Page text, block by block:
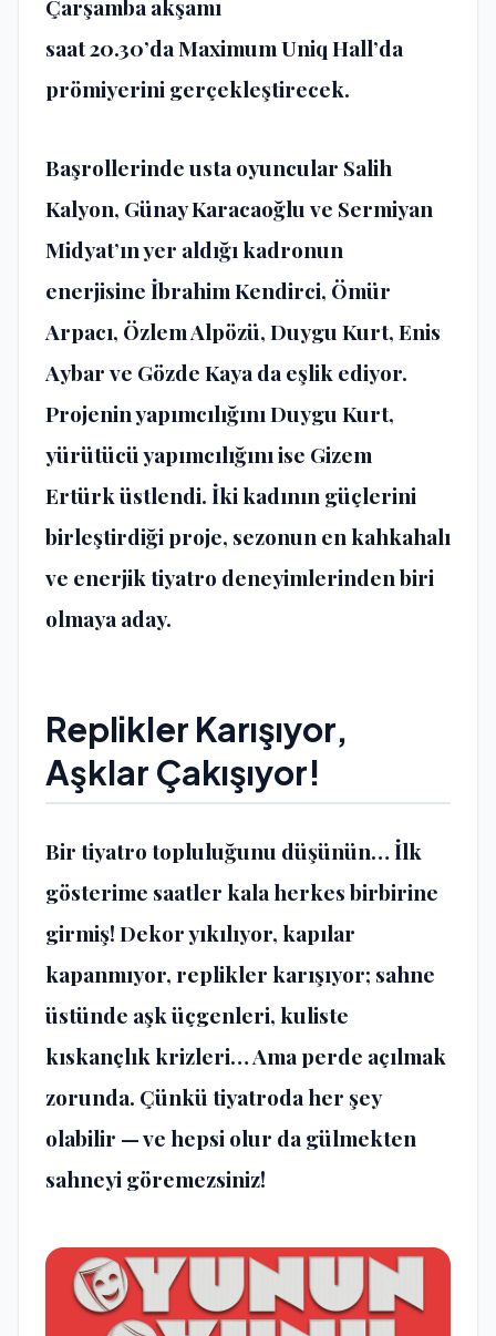
Çarşamba akşamı
saat 20.30’da Maximum Uniq Hall’da
prömiyerini gerçekleştirecek.
Başrollerinde usta oyuncular Salih
Kalyon, Günay Karacaoğlu ve Sermiyan
Midyat’ın yer aldığı kadronun
enerjisine İbrahim Kendirci, Ömür
Arpacı, Özlem Alpözü, Duygu Kurt, Enis
Aybar ve Gözde Kaya da eşlik ediyor.
Projenin yapımcılığını Duygu Kurt,
yürütücü yapımcılığını ise Gizem
Ertürk üstlendi. İki kadının güçlerini
birleştirdiği proje, sezonun en kahkahalı
ve enerjik tiyatro deneyimlerinden biri
olmaya aday.
Replikler Karışıyor,
Aşklar Çakışıyor!
Bir tiyatro topluluğunu düşünün… İlk
gösterime saatler kala herkes birbirine
girmiş! Dekor yıkılıyor, kapılar
kapanmıyor, replikler karışıyor; sahne
üstünde aşk üçgenleri, kuliste
kıskançlık krizleri… Ama perde açılmak
zorunda. Çünkü tiyatroda her şey
olabilir — ve hepsi olur da gülmekten
sahneyi göremezsiniz!